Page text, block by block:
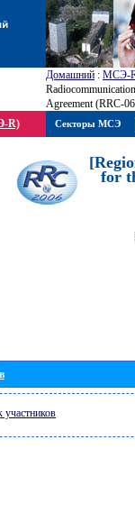
Домашний : МСЭ-
Agreement (RRC-
R)
for
участников
Секторы МСЭ